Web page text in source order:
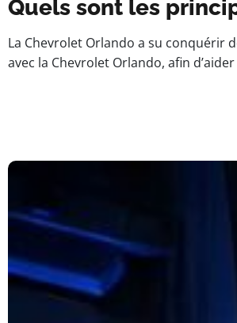
Quels sont les
La Chevrolet Orlando a su conquérir
avec la Chevrolet Orlando, afin